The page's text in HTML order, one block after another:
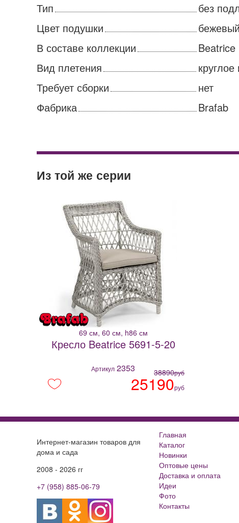
Тип
без
Цвет подушки
бежевый
В составе коллекции
Вид плетения
Требует сборки
нет
Фабрика
Brafab
Пуф Ashfield 3750-71-78
Из той же серии
69 см, 60 см, h86 см
Кресло Beatrice 5691-5-20
Артикул 2353 38890руб
25190руб
Интернет-магазин товаров для
дома и сада
2008 - 2026 гг
+7 (958) 885-06-79
Главная
Каталог
Новинки
Оптовые цены
Доставка и оплата
Идеи
Фото
Контакты